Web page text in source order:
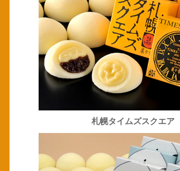
札幌タイムズスクエア